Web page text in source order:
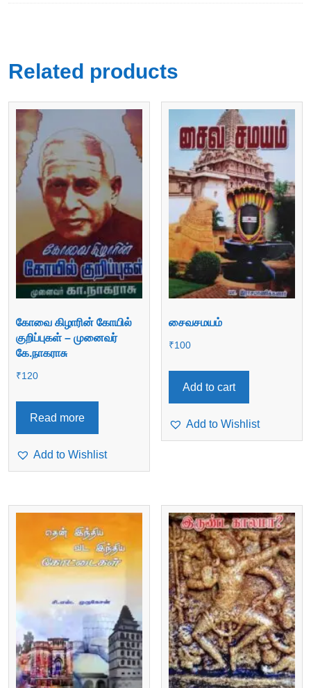
Related products
கோவை கிழாரின் கோயில்
குறிப்புகள் – முனைவர்
கே.நாகராசு
₹120
Read more
Add to Wishlist
சைவசமயம்
₹100
Add to cart
Add to Wishlist